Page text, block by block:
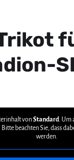
vonStandard. Um
beachten Sie, dass
werden.